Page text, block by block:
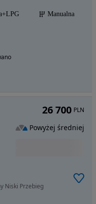
Manualna
Niski Przebieg
26 700 PLN
Powyżej średniej